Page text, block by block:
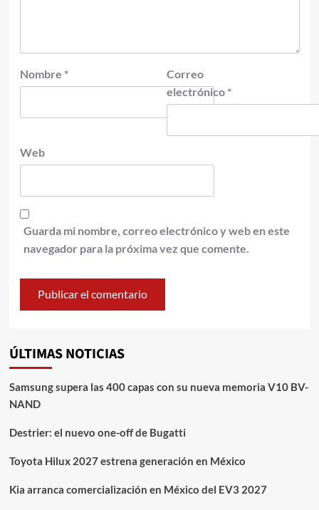
Nombre *
Correo
electrónico *
Web
Guarda mi nombre, correo electrónico y web en este
navegador para la próxima vez que comente.
ÚLTIMAS NOTICIAS
Samsung supera las 400 capas con su nueva memoria V10 BV-
NAND
Destrier: el nuevo one-off de Bugatti
Toyota Hilux 2027 estrena generación en México
Kia arranca comercialización en México del EV3 2027